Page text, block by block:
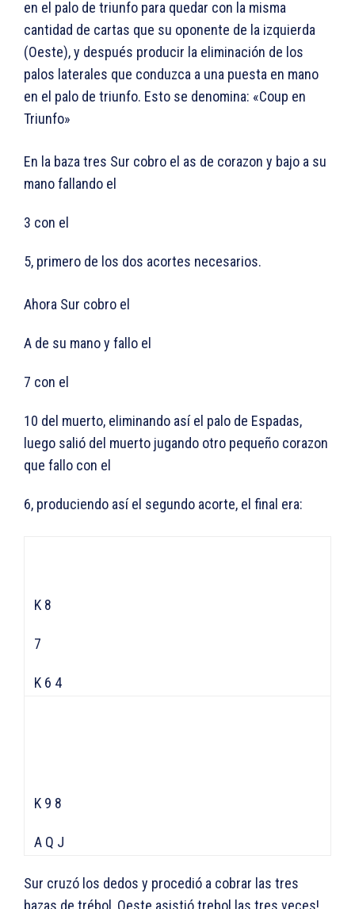
en el palo de triunfo para quedar con la misma
cantidad de cartas que su oponente de la izquierda
(Oeste), y después producir la eliminación de los
palos laterales que conduzca a una puesta en mano
en el palo de triunfo. Esto se denomina: «Coup en
Triunfo»
En la baza tres Sur cobro el as de corazon y bajo a su
mano fallando el
3 con el
5, primero de los dos acortes necesarios.
Ahora Sur cobro el
A de su mano y fallo el
7 con el
10 del muerto, eliminando así el palo de Espadas,
luego salió del muerto jugando otro pequeño corazon
que fallo con el
6, produciendo así el segundo acorte, el final era:
K 8
7
K 6 4
K 9 8
A Q J
Sur cruzó los dedos y procedió a cobrar las tres
bazas de trébol, Oeste asistió trebol las tres veces!,